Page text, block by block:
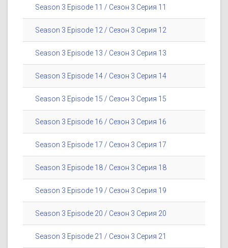
Season 3 Episode 11 / Сезон 3 Серия 11
Season 3 Episode 12 / Сезон 3 Серия 12
Season 3 Episode 13 / Сезон 3 Серия 13
Season 3 Episode 14 / Сезон 3 Серия 14
Season 3 Episode 15 / Сезон 3 Серия 15
Season 3 Episode 16 / Сезон 3 Серия 16
Season 3 Episode 17 / Сезон 3 Серия 17
Season 3 Episode 18 / Сезон 3 Серия 18
Season 3 Episode 19 / Сезон 3 Серия 19
Season 3 Episode 20 / Сезон 3 Серия 20
Season 3 Episode 21 / Сезон 3 Серия 21